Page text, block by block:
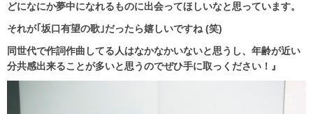
どになにか夢中になれるものに出会ってほしいなと思っています。
それが｢坂口有望の歌｣だったら嬉しいですね (笑)
同世代で作詞作曲してる人はなかなかいないと思うし、年齢が近い
分共感出来ることが多いと思うのでぜひ手に取っください！』